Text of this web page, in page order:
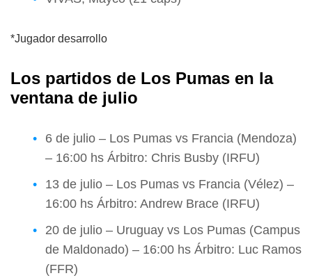
*Jugador desarrollo
Los partidos de Los Pumas en la
ventana de julio
6 de julio – Los Pumas vs Francia (Mendoza)
– 16:00 hs Árbitro: Chris Busby (IRFU)
13 de julio – Los Pumas vs Francia (Vélez) –
16:00 hs Árbitro: Andrew Brace (IRFU)
20 de julio – Uruguay vs Los Pumas (Campus
de Maldonado) – 16:00 hs Árbitro: Luc Ramos
(FFR)